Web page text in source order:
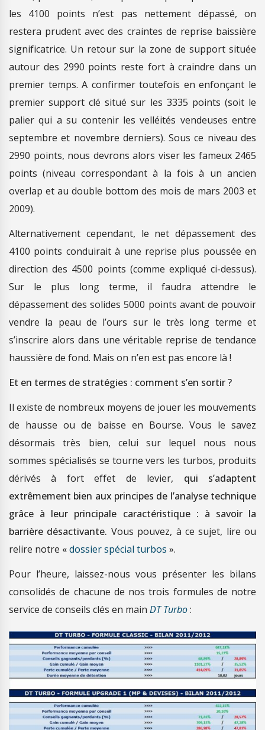
les 4100 points n’est pas nettement dépassé, on
restera prudent avec des craintes de reprise baissière
significatrice. Un retour sur la zone de support située
autour des 2990 points reste fort à craindre dans un
premier temps. A confirmer toutefois en enfonçant le
premier support clé situé sur les 3335 points (soit le
palier qui a su contenir les velléités vendeuses entre
septembre et novembre derniers). Sous ce niveau des
2990 points, nous devrons alors viser les fameux 2465
points (niveau correspondant à la fois à un ancien
overlap et au double bottom des mois de mars 2003 et
2009).
Alternativement cependant, le net dépassement des
4100 points conduirait à une reprise plus poussée en
direction des 4500 points (comme expliqué ci-dessus).
Sur le plus long terme, il faudra attendre le
dépassement des solides 5000 points avant de pouvoir
vendre la peau de l’ours sur le très long terme et
s’inscrire alors dans une véritable reprise de tendance
haussière de fond. Mais on n’en est pas encore là !
Et en termes de stratégies : comment s’en sortir ?
Il existe de nombreux moyens de jouer les mouvements
de hausse ou de baisse en Bourse. Vous le savez
désormais très bien, celui sur lequel nous nous
sommes spécialisés se tourne vers les turbos, produits
dérivés à fort effet de levier, qui s’adaptent
extrêmement bien aux principes de l’analyse technique
grâce à leur principale caractéristique : à savoir la
barrière désactivante. Vous pouvez, à ce sujet, lire ou
relire notre «dossier spécial turbos ».
Pour l’heure, laissez-nous vous présenter les bilans
consolidés de chacune de nos trois formules de notre
service de conseils clés en main DT Turbo: